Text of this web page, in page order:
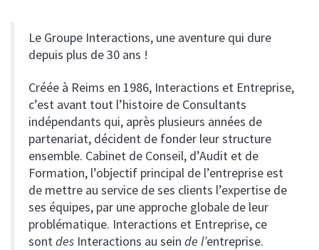
Le Groupe Interactions, une aventure qui dure
depuis plus de 30 ans !
Créée à Reims en 1986, Interactions et Entreprise,
c’est avant tout l’histoire de Consultants
indépendants qui, après plusieurs années de
partenariat, décident de fonder leur structure
ensemble. Cabinet de Conseil, d’Audit et de
Formation, l’objectif principal de l’entreprise est
de mettre au service de ses clients l’expertise de
ses équipes, par une approche globale de leur
problématique. Interactions et Entreprise, ce
sontdes Interactions au sein de l’entreprise.